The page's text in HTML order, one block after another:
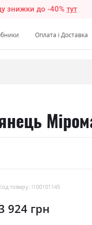
знижки до -40% тут
Оплата і Доставка
товару: l100101145
924 грн